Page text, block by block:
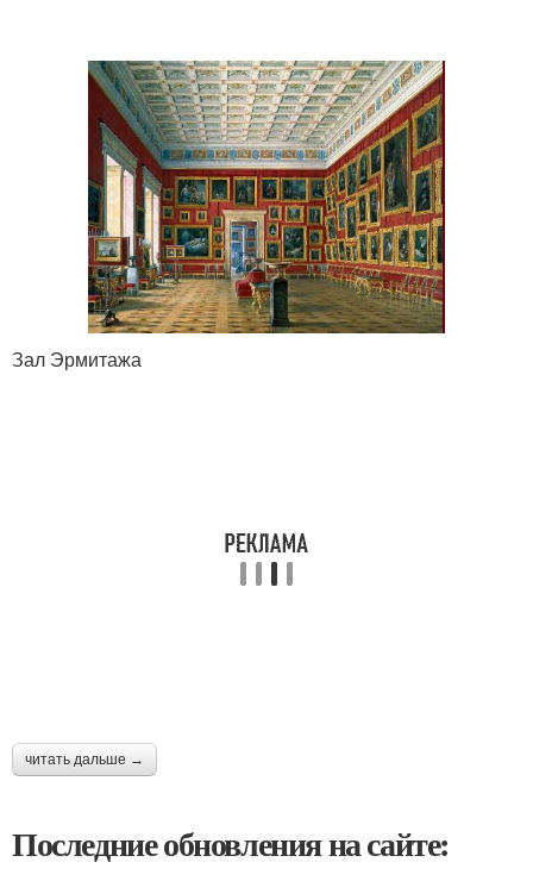
Зал Эрмитажа
читать дальше →
Последние обновления на сайте: